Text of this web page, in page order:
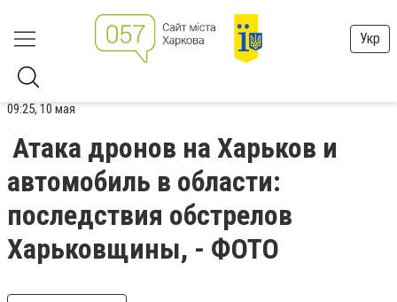
Укр
09:25, 10 мая
Атака дронов на Харьков и
автомобиль в области:
последствия обстрелов
Харьковщины, - ФОТО